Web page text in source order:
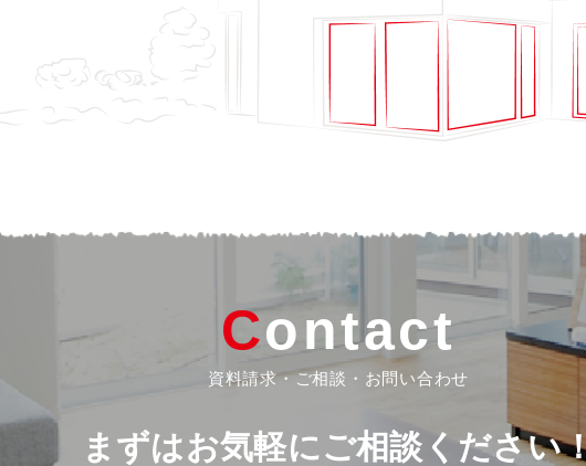
Contact
資料請求・ご相談・お問い合わせ
まずはお気軽にご相談ください